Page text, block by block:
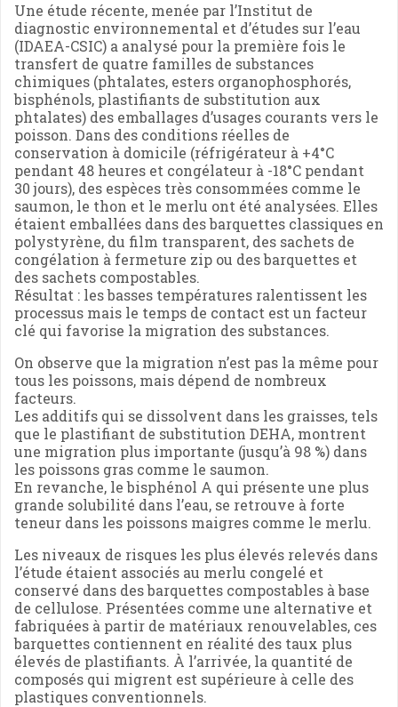
Une étude récente, menée par l’Institut de
diagnostic environnemental et d’études sur l’eau
(IDAEA-CSIC) a analysé pour la première fois le
transfert de quatre familles de substances
chimiques (phtalates, esters organophosphorés,
bisphénols, plastifiants de substitution aux
phtalates) des emballages d’usages courants vers le
poisson. Dans des conditions réelles de
conservation à domicile (réfrigérateur à +4°C
pendant 48 heures et congélateur à -18°C pendant
30 jours), des espèces très consommées comme le
saumon, le thon et le merlu ont été analysées. Elles
étaient emballées dans des barquettes classiques en
polystyrène, du film transparent, des sachets de
congélation à fermeture zip ou des barquettes et
des sachets compostables.
Résultat : les basses températures ralentissent les
processus mais le temps de contact est un facteur
clé qui favorise la migration des substances.
On observe que la migration n’est pas la même pour
tous les poissons, mais dépend de nombreux
facteurs.
Les additifs qui se dissolvent dans les graisses, tels
que le plastifiant de substitution DEHA, montrent
une migration plus importante (jusqu’à 98 %) dans
les poissons gras comme le saumon.
En revanche, le bisphénol A qui présente une plus
grande solubilité dans l’eau, se retrouve à forte
teneur dans les poissons maigres comme le merlu.
Les niveaux de risques les plus élevés relevés dans
l’étude étaient associés au merlu congelé et
conservé dans des barquettes compostables à base
de cellulose. Présentées comme une alternative et
fabriquées à partir de matériaux renouvelables, ces
barquettes contiennent en réalité des taux plus
élevés de plastifiants. À l’arrivée, la quantité de
composés qui migrent est supérieure à celle des
plastiques conventionnels.